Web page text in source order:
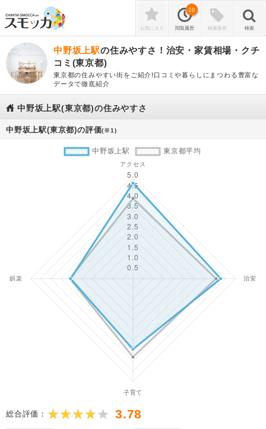
お気に入り 閲覧履歴
20
検索条件 検索
中野坂上駅の住みやすさ！治安・家賃相場・クチ
コミ(東京都)
東京都の住みやすい街をご紹介!口コミや暮らしにまつわる豊富な
データで徹底紹介
中野坂上駅(東京都)の住みやすさ
中野坂上駅(東京都)の評価(※1)
総合評価： 3.78